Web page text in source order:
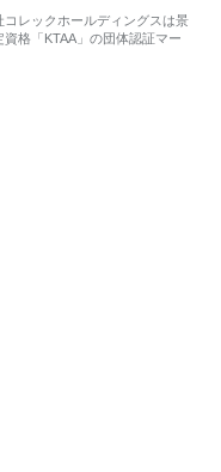
コレックホールディングスは景
格「KTAA」の団体認証マー